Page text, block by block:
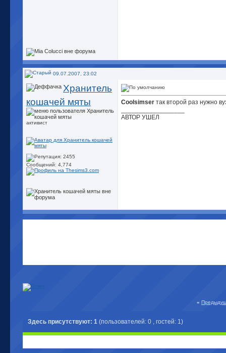
09.07.2007, 23:02
Хранитель
кошачей мяты
активист
Сообщений: 4,774
Coolsimser так второй раз нужно
АВТОР УШЕЛ
«
Здесь присутствуют: 1 (пользователей: 0 , гостей: 1)